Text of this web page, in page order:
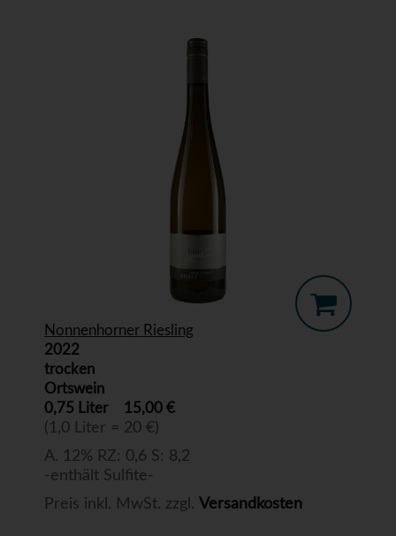
Nonnenhorner Riesling
2022
trocken
Ortswein
0,75 Liter
15,00 €
(1,0 Liter = 20 €)
A. 12% RZ: 0,6 S: 8,2
-enthält Sulfite-
Preis inkl. MwSt. zzgl. Versandkosten